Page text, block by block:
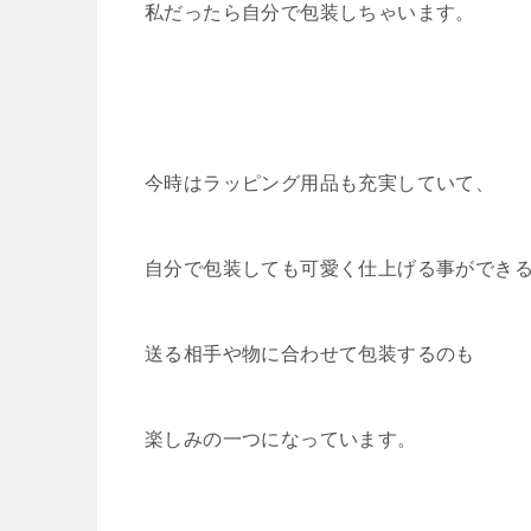
私だったら自分で包装しちゃいます。
今時はラッピング用品も充実していて、
自分で包装しても可愛く仕上げる事ができ
送る相手や物に合わせて包装するのも
楽しみの一つになっています。